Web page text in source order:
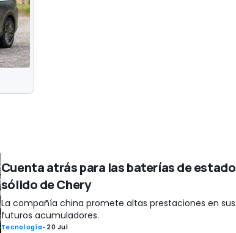
Cuenta atrás para las baterías de estado
sólido de Chery
La compañía china promete altas prestaciones en sus
futuros acumuladores.
Tecnología- 20 Jul